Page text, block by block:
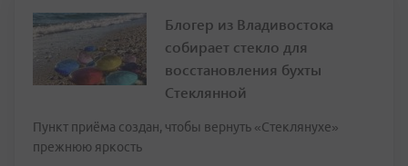
Блогер из Владивостока
собирает стекло для
восстановления бухты
Стеклянной
Пункт приёма создан, чтобы вернуть «Стеклянухе»
прежнюю яркость